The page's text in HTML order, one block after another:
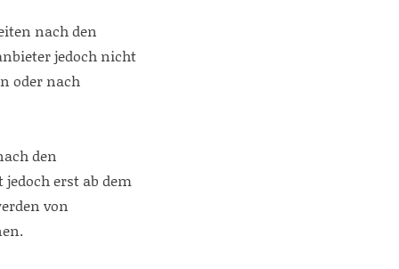
nach den
jedoch nicht
oder nach
den
erst ab dem
von